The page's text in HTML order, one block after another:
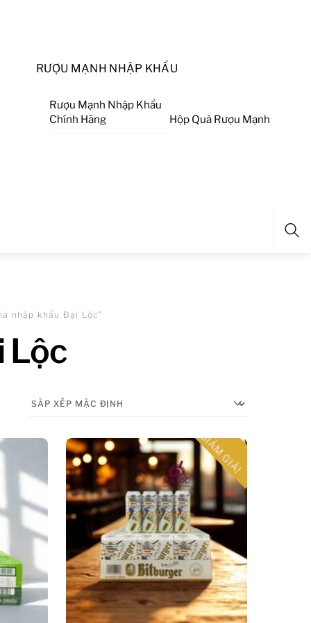
RƯỢU MẠNH NHẬP KHẨU
Rượu Mạnh Nhập Khẩu
Chính Hãng
Hộp Quà Rượu Mạnh
nhập khẩu Đại Lộc”
Lộc
GIẢM GIÁ!